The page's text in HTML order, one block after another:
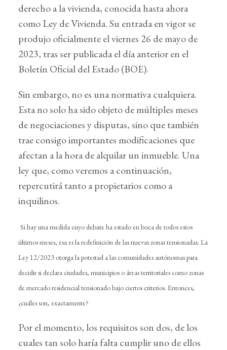
derecho a la vivienda, conocida hasta ahora
como Ley de Vivienda. Su entrada en vigor se
produjo oficialmente el viernes 26 de mayo de
2023, tras ser publicada el día anterior en el
Boletín Oficial del Estado (BOE).
Sin embargo, no es una normativa cualquiera.
Esta no solo ha sido objeto de múltiples meses
de negociaciones y disputas, sino que también
trae consigo importantes modificaciones que
afectan a la hora de alquilar un inmueble. Una
ley que, como veremos a continuación,
repercutirá tanto a propietarios como a
inquilinos.
Si hay una medida cuyo debate ha estado en boca de todos estos
últimos meses, esa es la redefinición de las nuevas zonas tensionadas. La
Ley 12/2023 otorga la potestad a las comunidades autónomas para
decidir si declara ciudades, municipios o áreas territoriales como zonas
de mercado residencial tensionado bajo ciertos criterios. Entonces,
¿cuáles son, exactamente?
Por el momento, los requisitos son dos, de los
cuales tan solo haría falta cumplir uno de ellos